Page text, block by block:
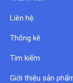
Liên hệ
Thống kê
Tìm kiếm
Giới thiệu sản